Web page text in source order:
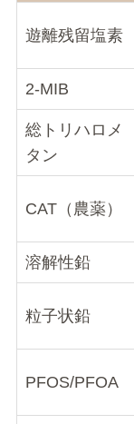
遊離残留塩素
2-MIB
総トリハロメ
タン
CAT（農薬）
溶解性鉛
粒子状鉛
PFOS/PFOA